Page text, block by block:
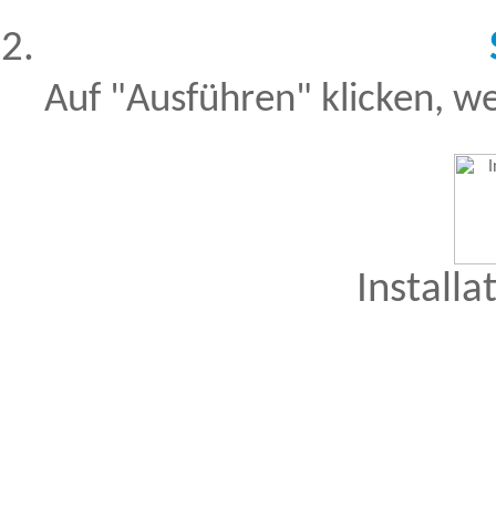
Auf "Ausführen" klicken,